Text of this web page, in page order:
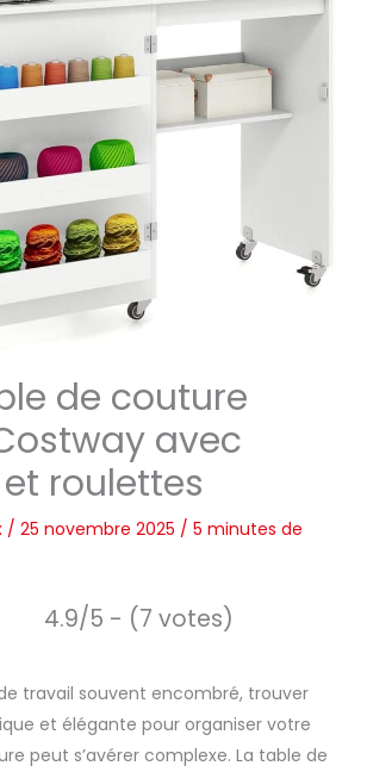
de couture
avec
roulettes
/ 25 novembre 2025 / 5 minutes de
4.9/5 - (7 votes)
travail souvent encombré, trouver
et élégante pour organiser votre
peut s’avérer complexe. La table de